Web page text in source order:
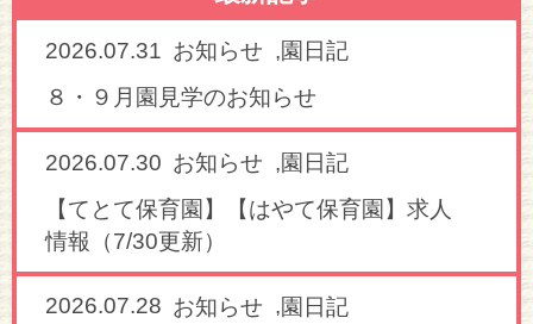
2026.07.31 お知らせ ,園日記
８・９月園見学のお知らせ
2026.07.30 お知らせ ,園日記
【てとて保育園】【はやて保育園】求人
情報（7/30更新）
2026.07.28 お知らせ ,園日記